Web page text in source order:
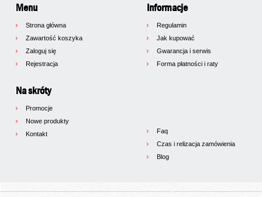
Menu
Strona główna
Zawartość koszyka
Zaloguj się
Rejestracja
Na skróty
Promocje
Nowe produkty
Kontakt
Informacje
Regulamin
Jak kupować
Gwarancja i serwis
Forma płatności i raty
Faq
Czas i relizacja zamówienia
Blog